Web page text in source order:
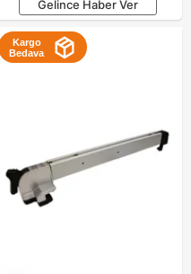
Gelince Haber Ver
Kargo
Bedava